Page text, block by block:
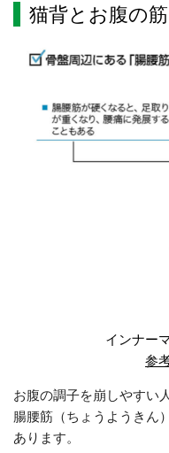
猫背とお腹の
インナー
参
お腹の調子を崩しやすい
腸腰筋（ちょうようきん
あります。